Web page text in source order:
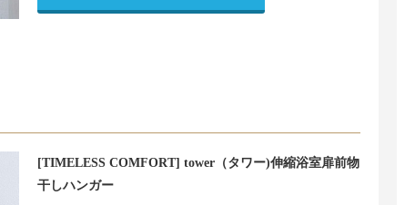
[TIMELESS COMFORT] tower（タワー)伸縮浴室扉前物
干しハンガー